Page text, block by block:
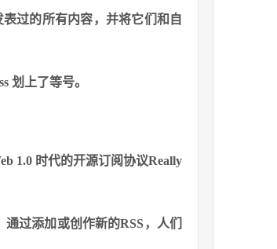
过的所有内容，并将它们和自
划上了等号。
1.0 时代的开源订阅协议Really
过添加或创作新的RSS，人们